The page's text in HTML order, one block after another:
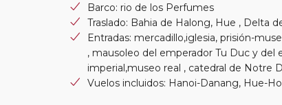
Barco: rio de los Perfumes
Traslado: Bahia de Halong, Hue , Delta
Entradas: mercadillo,iglesia, prisión-
, mausoleo del emperador Tu Duc y del
imperial,museo real , catedral de Notre
Vuelos incluidos: Hanoi-Danang, Hue-